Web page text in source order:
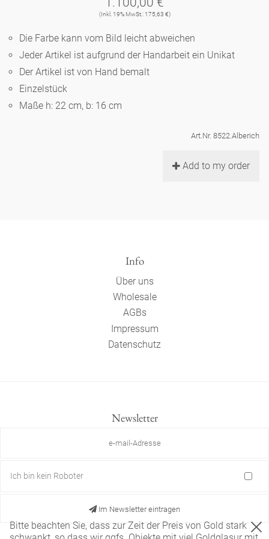
Porzellan
Ozean
klassische Musiker
Espressotassen 'Glam'
Runde Teller - weiß
Ovale Teller - weiß
Runde Teller 'de Luxe'
Ovale Teller 'de Luxe'
Noël
Teekanne
Vasen 'de Luxe'
Vasen
Goldener Käfig
Korb 'de Luxe'
Bad
Räucherstäbchenhalter
Spielen
Dies & Das
Figuren
Schachspiel Alice
Berliner Duft
(Inkl. 19% MwSt.: 175,63 €)
Die Farbe kann vom Bild leicht abweichen
Jeder Artikel ist aufgrund der Handarbeit ein Unikat
Der Artikel ist von Hand bemalt
Einzelstück
Maße h: 22 cm, b: 16 cm
Art.Nr. 8522.Alberich
Add to my order
Info
Über uns
Wholesale
AGBs
Impressum
Datenschutz
Newsletter
Ich bin kein Roboter
Im Newsletter eintragen
Bitte beachten Sie, dass zur Zeit der Preis von Gold stark